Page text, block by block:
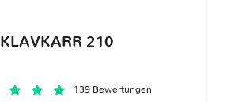
KLAVKARR 210
139 Bewertungen